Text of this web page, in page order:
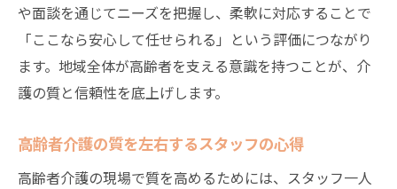
や面談を通じてニーズを把握し、柔軟に対応することで
「ここなら安心して任せられる」という評価につながり
ます。地域全体が高齢者を支える意識を持つことが、介
護の質と信頼性を底上げします。
高齢者介護の質を左右するスタッフの心得
高齢者介護の現場で質を高めるためには、スタッフ一人